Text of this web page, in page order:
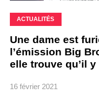
ACTUALITÉS
Une dame est
l’émission Big
elle trouve qu’il
16 février 2021